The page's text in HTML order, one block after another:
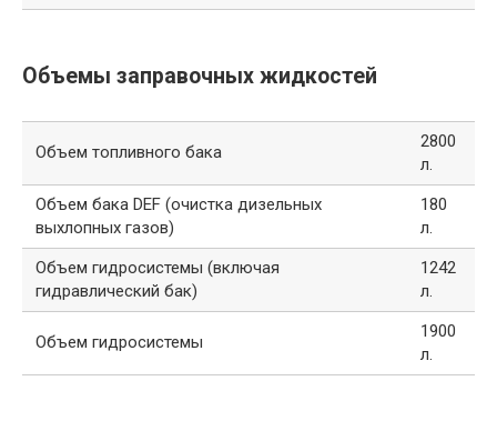
Объемы заправочных жидкостей
Объем топливного бака
2800
л.
Объем бака DEF (очистка дизельных
выхлопных газов)
180
л.
Объем гидросистемы (включая
гидравлический бак)
1242
л.
Объем гидросистемы
1900
л.